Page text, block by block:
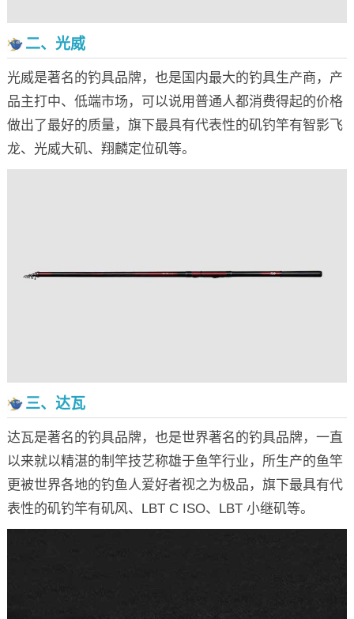
二、光威
光威是著名的钓具品牌，也是国内最大的钓具生产商，产
品主打中、低端市场，可以说用普通人都消费得起的价格
做出了最好的质量，旗下最具有代表性的矶钓竿有智影飞
龙、光威大矶、翔麟定位矶等。
三、达瓦
达瓦是著名的钓具品牌，也是世界著名的钓具品牌，一直
以来就以精湛的制竿技艺称雄于鱼竿行业，所生产的鱼竿
更被世界各地的钓鱼人爱好者视之为极品，旗下最具有代
表性的矶钓竿有矶风、LBT C ISO、LBT 小继矶等。